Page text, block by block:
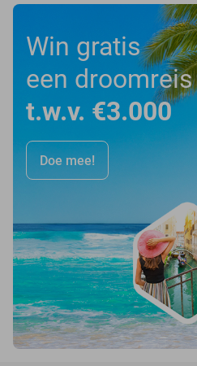
Win gratis
een droomreis
t.w.v. €3.000
Doe mee!